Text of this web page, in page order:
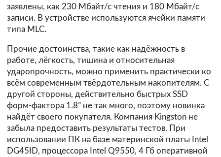
заявлены, как 230 Мбайт/с чтения и 180 Мбайт/с
записи. В устройстве используются ячейки памяти
типа MLC.
Прочие достоинства, такие как надёжность в
работе, лёгкость, тишина и относительная
ударопрочность, можно применить практически ко
всём современным твёрдотельным накопителям. С
другой стороны, действительно быстрых SSD
форм-фактора 1.8” не так много, поэтому новинка
найдёт своего покупателя. Компания Kingston не
забыла предоставить результаты тестов. При
использовании ПК на базе материнской платы Intel
DG45ID, процессора Intel Q9550, 4 Гб оперативной